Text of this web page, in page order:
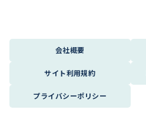
会社概要
サイト利用規約
プライバシーポリシー